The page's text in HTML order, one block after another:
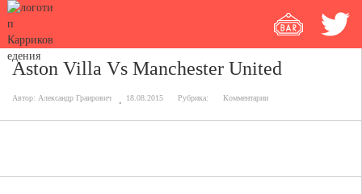
Aston Villa Vs Manchester United
Автор: Александр Граирович 18.08.2015 Рубрика: Комментарии